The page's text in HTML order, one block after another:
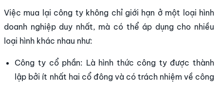
Việc mua lại công ty không chỉ giới hạn ở một loại hình
doanh nghiệp duy nhất, mà có thể áp dụng cho nhiều
loại hình khác nhau như:
Công ty cổ phần: Là hình thức công ty được thành
lập bởi ít nhất hai cổ đông và có trách nhiệm về công